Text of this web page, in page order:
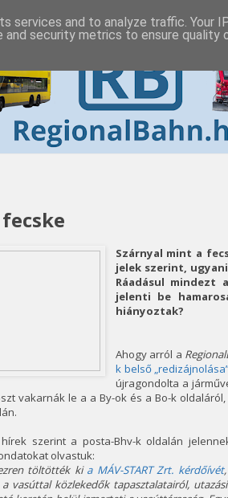
Szárnyal mint a
jelek szerint,
Ráadásul mindezt
jelenti be
hiányoztak?
Ahogy arról a
k belső
újragondolta a
vakarnák le a a By-ok és a Bo-k
szerint a posta-Bhv-k oldalán
olvastuk:
töltötték ki a MÁV-START Zrt. kérdőívét
vasúttal közlekedők tapasztalatairól,
services and to analyze traffic. Your
security metrics to ensure quality